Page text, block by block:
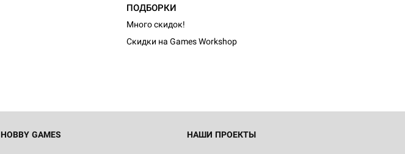
ПОДБОРКИ
Много скидок!
Скидки на Games Workshop
HOBBY GAMES НАШИ ПРОЕКТЫ